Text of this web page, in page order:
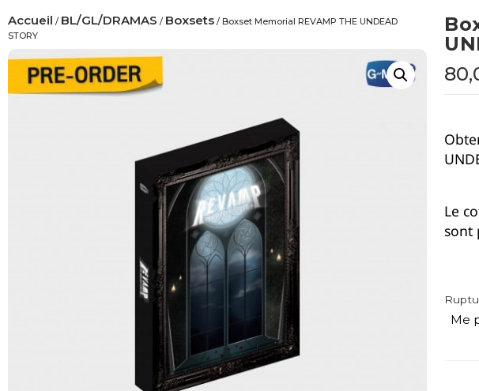
Accueil / BL/GL/DRAMAS / Boxsets / Boxset Memorial REVAMP THE UNDEAD
STORY
Le
sont
Me